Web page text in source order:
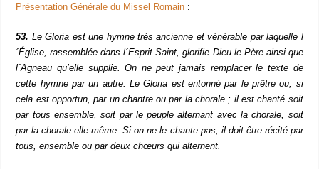
Présentation Générale du Missel Romain :
53. Le Gloria est une hymne très ancienne et vénérable par laquelle l
´Église, rassemblée dans l´Esprit Saint, glorifie Dieu le Père ainsi que
l´Agneau qu’elle supplie. On ne peut jamais remplacer le texte de
cette hymne par un autre. Le Gloria est entonné par le prêtre ou, si
cela est opportun, par un chantre ou par la chorale ; il est chanté soit
par tous ensemble, soit par le peuple alternant avec la chorale, soit
par la chorale elle-même. Si on ne le chante pas, il doit être récité par
tous, ensemble ou par deux chœurs qui alternent.